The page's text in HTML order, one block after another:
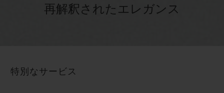
再解釈されたエレガンス
特別なサービス